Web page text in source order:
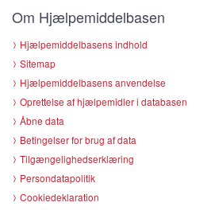
Om Hjælpemiddelbasen
Hjælpemiddelbasens indhold
Sitemap
Hjælpemiddelbasens anvendelse
Oprettelse af hjælpemidler i databasen
Åbne data
Betingelser for brug af data
Tilgængelighedserklæring
Persondatapolitik
Cookiedeklaration